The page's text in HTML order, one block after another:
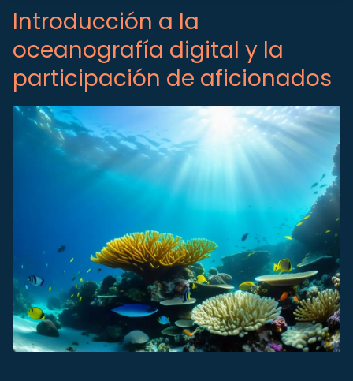
Introducción a la
oceanografía digital y la
participación de aficionados